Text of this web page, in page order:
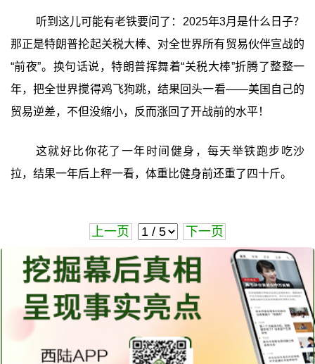
听到这儿可能有老铁要问了：2025年3月是什么日子？
那正是特朗普抡起关税大棒、对全世界所有贸易伙伴宣战的
“前夜”。换句话说，特朗普挥舞着“关税大棒”折腾了整整一
年，把全世界搅得鸡飞狗跳，结果回头一看——美国自己的
贸易逆差，不但没缩小，反而涨回了开战前的水平！
这就好比你花了一年时间健身，每天举铁跑步吃沙
拉，结果一年后上秤一看，体重比健身前还重了四十斤。
上一页 下一页